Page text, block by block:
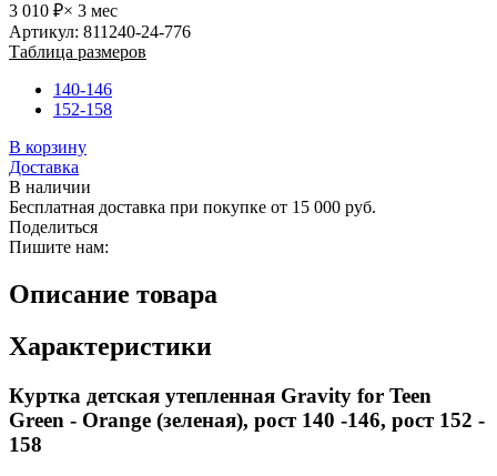
3 010 ₽× 3 мес
Артикул: 811240-24-776
Таблица размеров
140-146
152-158
В корзину
Доставка
В наличии
Бесплатная доставка при покупке от 15 000 руб.
Поделиться
Пишите нам:
Описание товара
Характеристики
Куртка детская утепленная Gravity for Teen
Green - Orange (зеленая), рост 140 -146, рост 152 -
158